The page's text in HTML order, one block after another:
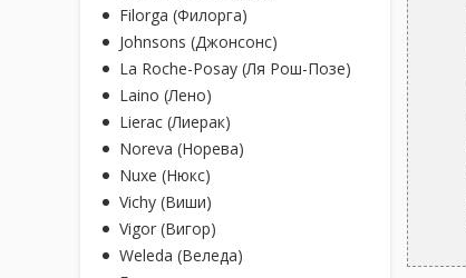
Filorga (Филорга)
Johnsons (Джонсонс)
La Roche-Posay (Ля Рош-Позе)
Laino (Лено)
Lierac (Лиерак)
Noreva (Норева)
Nuxe (Нюкс)
Vichy (Виши)
Vigor (Вигор)
Weleda (Веледа)